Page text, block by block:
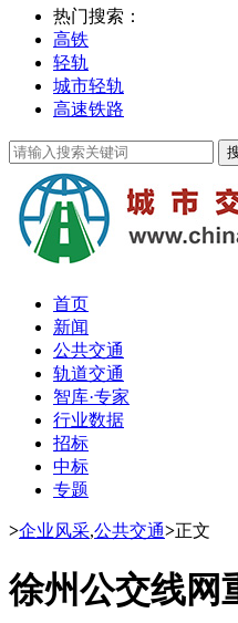
热门搜索：
高铁
轻轨
城市轻轨
高速铁路
首页
新闻
公共交通
轨道交通
智库·专家
行业数据
招标
中标
专题
>企业风采,公共交通>正文
徐州公交线网